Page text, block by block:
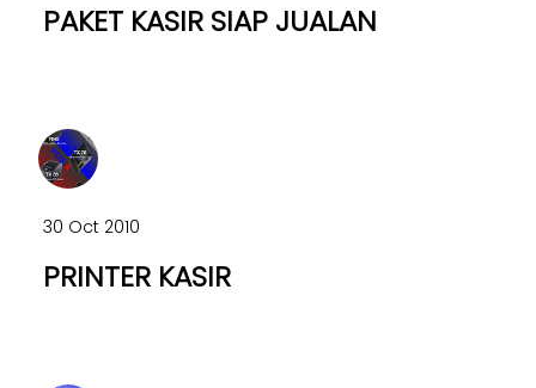
PAKET KASIR SIAP JUALAN
30 Oct 2010
PRINTER KASIR